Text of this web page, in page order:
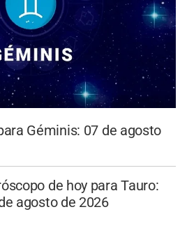
Géminis: 07 de agosto
de hoy para Tauro:
agosto de 2026